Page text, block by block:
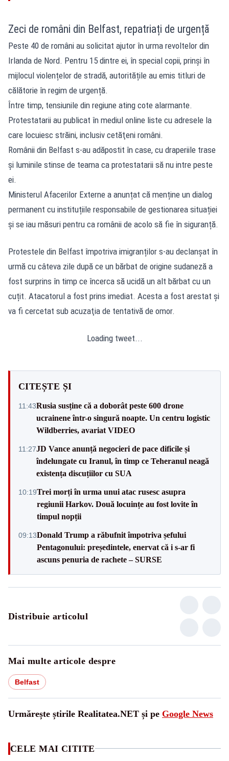
Zeci de români din Belfast, repatriați de urgență
Peste 40 de români au solicitat ajutor în urma revoltelor din
Irlanda de Nord. Pentru 15 dintre ei, în special copii, prinși în
mijlocul violențelor de stradă, autoritățile au emis titluri de
călătorie în regim de urgență.
Între timp, tensiunile din regiune ating cote alarmante.
Protestatarii au publicat în mediul online liste cu adresele la
care locuiesc străini, inclusiv cetăţeni români.
Românii din Belfast s-au adăpostit în case, cu draperiile trase
și luminile stinse de teama ca protestatarii să nu intre peste
ei.
Ministerul Afacerilor Externe a anunțat că menține un dialog
permanent cu instituțiile responsabile de gestionarea situației
și se iau măsuri pentru ca românii de acolo să fie în siguranță.
Protestele din Belfast împotriva imigranților s-au declanșat în
urmă cu câteva zile după ce un bărbat de origine sudaneză a
fost surprins în timp ce încerca să ucidă un alt bărbat cu un
cuțit. Atacatorul a fost prins imediat. Acesta a fost arestat şi
va fi cercetat sub acuzaţia de tentativă de omor.
Loading tweet...
CITEȘTE ȘI
11:43Rusia susține că a doborât peste 600 drone
ucrainene într-o singură noapte. Un centru logistic
Wildberries, avariat VIDEO
11:27JD Vance anunță negocieri de pace dificile și
îndelungate cu Iranul, în timp ce Teheranul neagă
existența discuțiilor cu SUA
10:19Trei morți în urma unui atac rusesc asupra
regiunii Harkov. Două locuințe au fost lovite în
timpul nopții
09:13Donald Trump a răbufnit împotriva șefului
Pentagonului: președintele, enervat că i s-ar fi
ascuns penuria de rachete – SURSE
Distribuie articolul
Mai multe articole despre
Belfast
Urmărește știrile Realitatea.NET și pe Google News
CELE MAI CITITE